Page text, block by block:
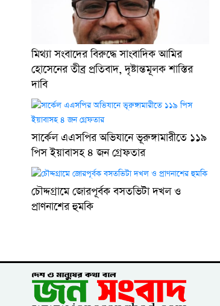
মিথ্যা সংবাদের বিরুদ্ধে সাংবাদিক আমির
হোসেনের তীব্র প্রতিবাদ, দৃষ্টান্তমূলক শাস্তির
দাবি
সার্কেল এএসপির অভিযানে ভূরুঙ্গামারীতে ১১৯
পিস ইয়াবাসহ ৪ জন গ্রেফতার
চৌদ্দগ্রামে জোরপূর্বক বসতভিটা দখল ও
প্রাণনাশের হুমকি